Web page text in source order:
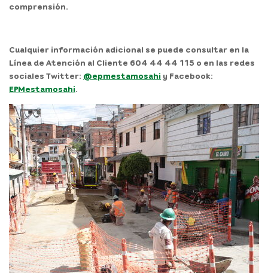
comprensión.
Cualquier información adicional se puede consultar en la
Línea de Atención al Cliente 604 44 44 115 o en las redes
sociales Twitter: @epmestamosahi y Facebook:
EPMestamosahi.